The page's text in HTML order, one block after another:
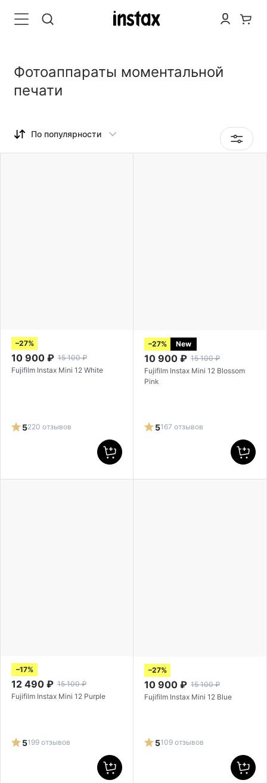
Фотоаппараты моментальной
печати
По популярности
–27%
10 900 ₽ 15 100 ₽
Fujifilm Instax Mini 12 White
5220 отзывов
–27% New
10 900 ₽ 15 100 ₽
Fujifilm Instax Mini 12 Blossom
Pink
5167 отзывов
–17%
12 490 ₽ 15 100 ₽
Fujifilm Instax Mini 12 Purple
5199 отзывов
–27%
10 900 ₽ 15 100 ₽
Fujifilm Instax Mini 12 Blue
5109 отзывов